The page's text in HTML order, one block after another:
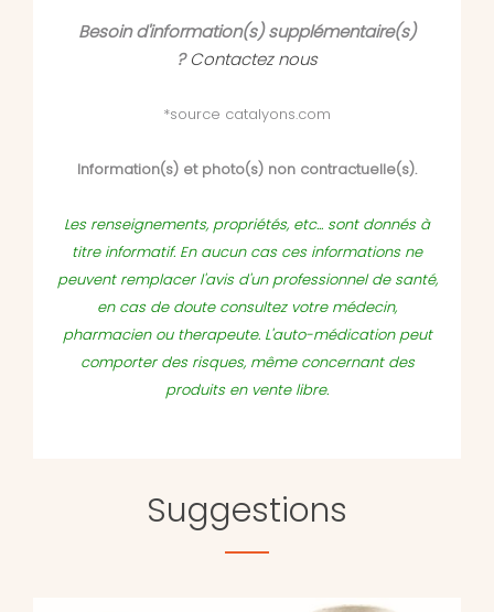
Besoin d'information(s) supplémentaire(s)
?Contactez nous
*source catalyons.com
Information(s) et photo(s) non contractuelle(s).
Les renseignements, propriétés, etc... sont donnés à
titre informatif. En aucun cas ces informations ne
peuvent remplacer l'avis d'un professionnel de santé,
en cas de doute consultez votre médecin,
pharmacien ou therapeute. L'auto-médication peut
comporter des risques, même concernant des
produits en vente libre.
Suggestions